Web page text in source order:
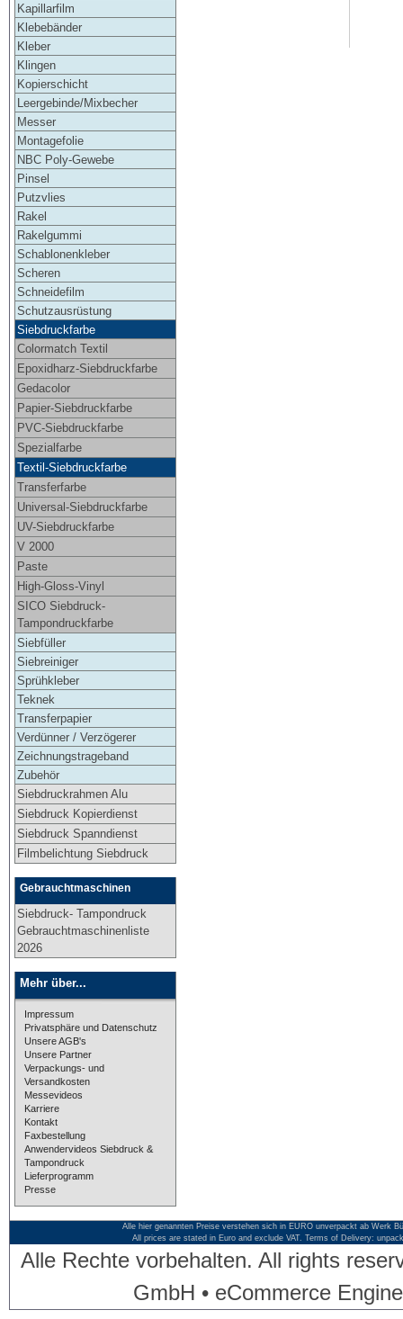
Kapillarfilm
Klebebänder
Kleber
Klingen
Kopierschicht
Leergebinde/Mixbecher
Messer
Montagefolie
NBC Poly-Gewebe
Pinsel
Putzvlies
Rakel
Rakelgummi
Schablonenkleber
Scheren
Schneidefilm
Schutzausrüstung
Siebdruckfarbe
Colormatch Textil
Epoxidharz-Siebdruckfarbe
Gedacolor
Papier-Siebdruckfarbe
PVC-Siebdruckfarbe
Spezialfarbe
Textil-Siebdruckfarbe
Transferfarbe
Universal-Siebdruckfarbe
UV-Siebdruckfarbe
V 2000
Paste
High-Gloss-Vinyl
SICO Siebdruck-
Tampondruckfarbe
Siebfüller
Siebreiniger
Sprühkleber
Teknek
Transferpapier
Verdünner / Verzögerer
Zeichnungstrageband
Zubehör
Siebdruckrahmen Alu
Siebdruck Kopierdienst
Siebdruck Spanndienst
Filmbelichtung Siebdruck
Gebrauchtmaschinen
Siebdruck- Tampondruck
Gebrauchtmaschinenliste
2026
Mehr über...
Impressum
Privatsphäre und Datenschutz
Unsere AGB's
Unsere Partner
Verpackungs- und
Versandkosten
Messevideos
Karriere
Kontakt
Faxbestellung
Anwendervideos Siebdruck &
Tampondruck
Lieferprogramm
Presse
Alle hier genannten Preise verstehen sich in EURO unverpackt ab Werk
All prices are stated in Euro and exclude VAT. Terms of Delivery:
Alle Rechte vorbehalten. All rights
GmbH • eCommerce